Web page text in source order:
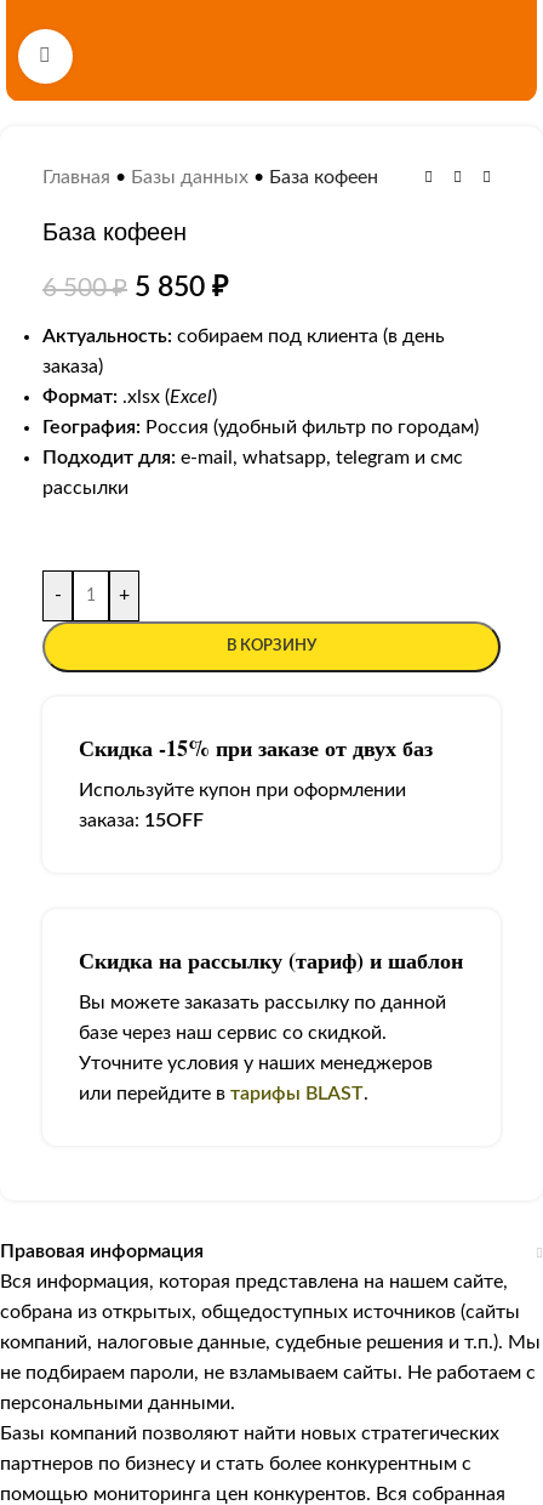
Нажмите, чтобы увеличить
Главная • Базы данных • База кофеен
База кофеен
6 500₽ 5 850 ₽
Актуальность: собираем под клиента (в день
заказа)
Формат: .xlsx (Excel)
География: Россия (удобный фильтр по городам)
Подходит для: e-mail, whatsapp, telegram и смс
рассылки
- +
В КОРЗИНУ
Скидка -15% при заказе от двух баз
Используйте купон при оформлении
заказа: 15OFF
Скидка на рассылку (тариф) и шаблон
Вы можете заказать рассылку по данной
базе через наш сервис со скидкой.
Уточните условия у наших менеджеров
или перейдите в тарифы BLAST.
Правовая информация
Вся информация, которая представлена на нашем сайте,
собрана из открытых, общедоступных источников (сайты
компаний, налоговые данные, судебные решения и т.п.). Мы
не подбираем пароли, не взламываем сайты. Не работаем с
персональными данными.
Базы компаний позволяют найти новых стратегических
партнеров по бизнесу и стать более конкурентным с
помощью мониторинга цен конкурентов. Вся собранная